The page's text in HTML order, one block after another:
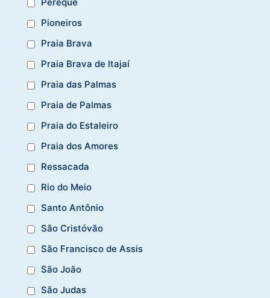
Pioneiros
Praia Brava
Praia Brava de Itajaí
Praia das Palmas
Praia de Palmas
Praia do Estaleiro
Praia dos Amores
Ressacada
Rio do Meio
Santo Antônio
São Cristóvão
São Francisco de Assis
São João
São Judas